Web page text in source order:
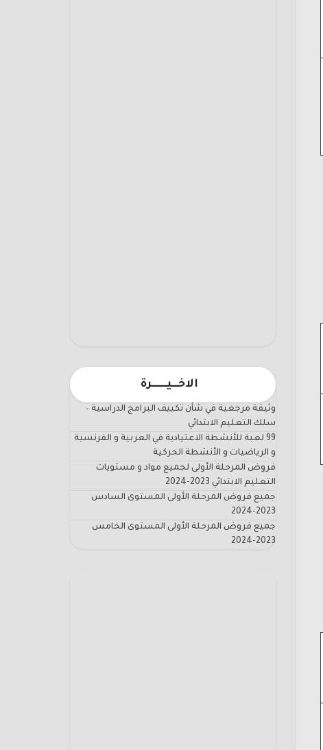
الاخـــيـــــــرة
وثيقة مرجعية في شأن تكييف البرامج الدراسية –
سلك التعليم الابتدائي
99 لعبة للأنشطة الاعتيادية في العربية و الفرنسية
و الرياضيات و الأنشطة الحركية
فروض المرحلة الأولى لجميع مواد و مستويات
التعليم الابتدائي 2023-2024
جميع فروض المرحلة الأولى المستوى السادس
2023-2024
جميع فروض المرحلة الأولى المستوى الخامس
2023-2024